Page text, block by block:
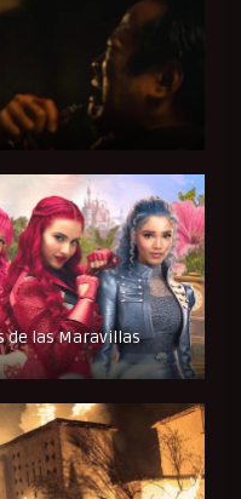
de las Maravillas